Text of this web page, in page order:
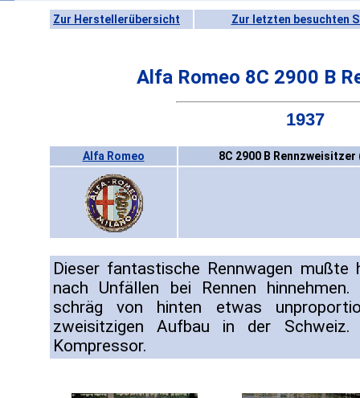
Zur Herstellerübersicht Zur letzten besuchten
Alfa Romeo 8C 2900 B
1937
Alfa Romeo 8C 2900 B Rennzweisitzer
Dieser fantastische Rennwagen mußte
nach Unfällen bei Rennen
schräg von hinten etwas
zweisitzigen Aufbau in der
Kompressor.